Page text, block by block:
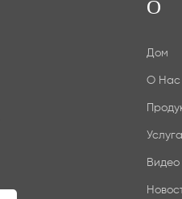
О
Дом
О Нас
Услуга
Видео